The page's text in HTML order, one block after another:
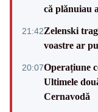
că plănuiau
21:42Zelenski
voastre ar
20:07Operațiune
Ultimele
Cernavodă